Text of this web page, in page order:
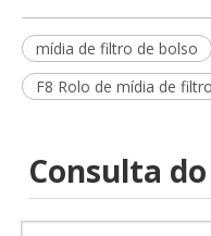
mídia de filtro de bolso
F8 Rolo de mídia de filtro
Consulta